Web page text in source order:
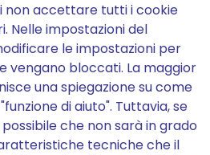
non accettare tutti i cookie
Nelle impostazioni del
le impostazioni per
vengano bloccati. La maggior
una spiegazione su come
di aiuto". Tuttavia, se
che non sarà in grado
tecniche che il